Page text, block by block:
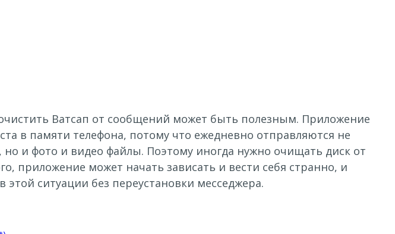
Ватсап от сообщений может быть полезным. Приложение
в памяти телефона, потому что ежедневно отправляются не
но и фото и видео файлы. Поэтому иногда нужно очищать диск от
приложение может начать зависать и вести себя странно, и
ситуации без переустановки месседжера.